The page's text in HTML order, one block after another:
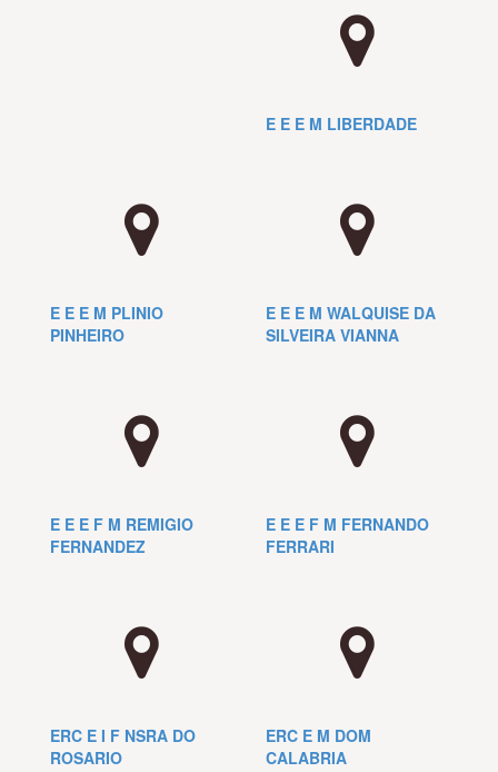
E E E M LIBERDADE
E E E M PLINIO
PINHEIRO
E E E M WALQUISE DA
SILVEIRA VIANNA
E E E F M REMIGIO
FERNANDEZ
E E E F M FERNANDO
FERRARI
ERC E I F NSRA DO
ROSARIO
ERC E M DOM
CALABRIA